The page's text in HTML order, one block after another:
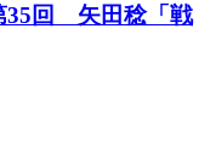
35回 矢田稔「戦